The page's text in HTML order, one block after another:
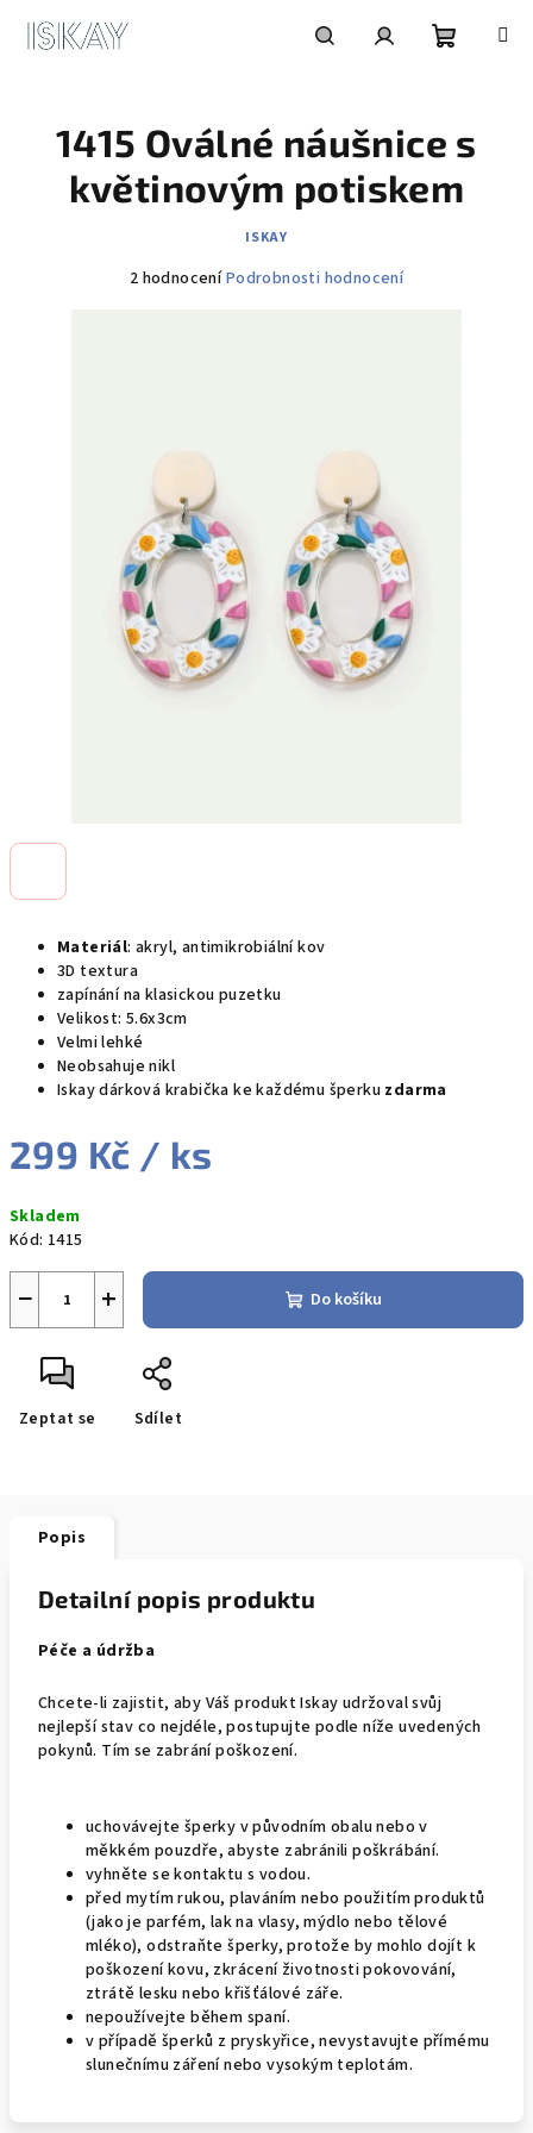
košík
Materiál: akryl, antimikrobiální kov
3D textura
zapínání na klasickou puzetku
Velikost: 5.6x3cm
Velmi lehké
Neobsahuje nikl
Iskay dárková krabička ke každému šperku zdarma
299 Kč / ks
cena:
Skladem
Kód: 1415
+
− Do košíku
Zeptat se Sdílet
1415 Oválné náušnice s
květinovým potiskem
ISKAY
Průměrné
2 hodnoceníPodrobnosti hodnocení
Popis
Detailní popis produktu
Péče a údržba
Chcete-li zajistit, aby Váš produkt Iskay udržoval svůj
nejlepší stav co nejdéle, postupujte podle níže uvedených
pokynů. Tím se zabrání poškození.
uchovávejte šperky v původním obalu nebo v
měkkém pouzdře, abyste zabránili poškrábání.
vyhněte se kontaktu s vodou.
před mytím rukou, plaváním nebo použitím produktů
(jako je parfém, lak na vlasy, mýdlo nebo tělové
mléko), odstraňte šperky, protože by mohlo dojít k
poškození kovu, zkrácení životnosti pokovování,
ztrátě lesku nebo křišťálové záře.
nepoužívejte během spaní.
v případě šperků z pryskyřice, nevystavujte přímému
slunečnímu záření nebo vysokým teplotám.